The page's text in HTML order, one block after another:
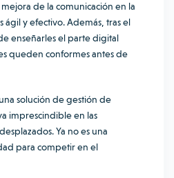
de la comunicación en la
ágil y efectivo. Además, tras el
enseñarles el parte digital
queden conformes antes de
solución de gestión de
imprescindible en las
Ya no es una
para competir en el